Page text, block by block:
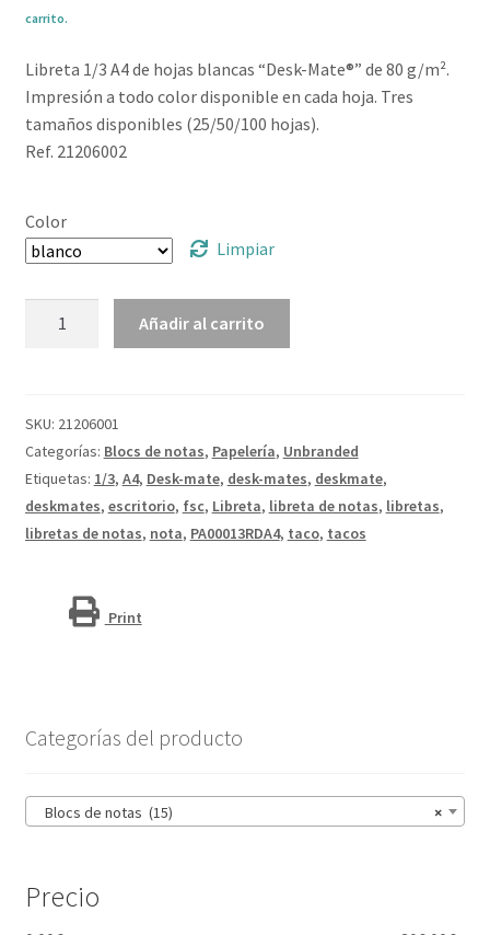
carrito.
Libreta 1/3 A4 de hojas blancas “Desk-Mate®” de 80 g/m².
Impresión a todo color disponible en cada hoja. Tres
tamaños disponibles (25/50/100 hojas).
Ref. 21206002
Color
Limpiar
Mate®"
cantidad
Añadir al carrito
SKU: 21206001
Categorías: Blocs de notas, Papelería, Unbranded
Etiquetas: 1/3, A4, Desk-mate, desk-mates, deskmate,
deskmates, escritorio, fsc, Libreta, libreta de notas, libretas,
libretas de notas, nota, PA00013RDA4, taco, tacos
Print
Categorías del producto
×
Blocs de notas (15)
Precio